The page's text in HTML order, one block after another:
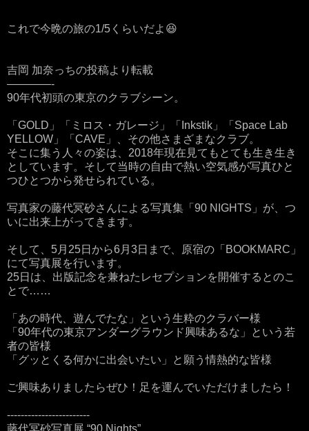
これで今晩の旅の1/5くらいだよ😆
吉岡 加奈っちの投稿より転載
————-
90年代初頭の東京のクラブシーン。
「GOLD」「ミロス・ガレージ」「Inkstik」「Space Lab
YELLOW」「CAVE」、その他さまざまなクラブ。
そこに集う人々の姿は、2018年現在見てもとても生き生き
としています。そして当時の自由で熱い空気感が写真ひと
つひとつから発せられている。
写真家の藤代冥砂さんによる写真集「90 NIGHTS」が、つ
いに出来上がってきます。
そして、5月25日から6月3日まで、原宿の「BOOKMARC」
にて写真展を行います。
25日は、出版記念を兼ねたレセプションを開催するとのこ
とで……
「あの時代、遊んでたな」という生粋のクラバー様
「90年代の東京アンダーグラウンド興味あるな」という若
者の皆様
「グッとくる何かに出会いたい」と願う情熱的な皆様
ご興味ありましたらぜひ！足を運んでいただけましたら！
------------------------
藤代冥砂写真展 “90 Nights”